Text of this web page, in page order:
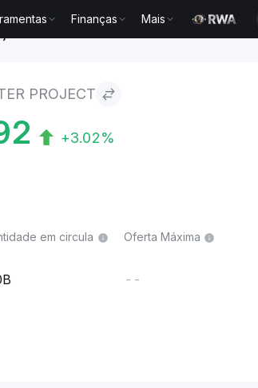
Finanças Mais
PROJECT
+3.02%
em circula
Oferta Máxima
--